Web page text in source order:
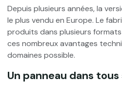
Depuis plusieurs années, la
le plus vendu en Europe. Le
produits dans plusieurs
ces nombreux avantages
domaines possible.
Un panneau dans